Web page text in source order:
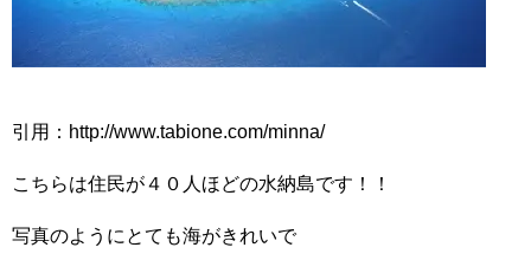
引用：http://www.tabione.com/minna/
こちらは住民が４０人ほどの水納島です！！
写真のようにとても海がきれいで